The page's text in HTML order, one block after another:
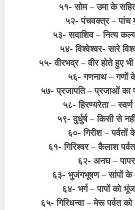
५१- सोम – उमा के
५२- पंचवक्त्र – पांच
५३- सदाशिव – नित्य
५४- विश्वेश्वर- सारे
५५- वीरभद्र – वीर होते हुए
५६- गणनाथ – गणों के
५७- प्रजापति – प्रजाओं का
५८- हिरण्यरेता –
५९- दुर्धुर्ष – किसी से
६०- गिरीश – पर्वतों
६१- गिरिश्वर – कैलाश
६२- अनघ –
६३- भुजंगभूषण – सांपों
६४- भर्ग – पापों को
६५- गिरिधन्वा – मेरू पर्वत